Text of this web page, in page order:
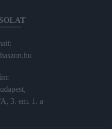
3. em. 1. a